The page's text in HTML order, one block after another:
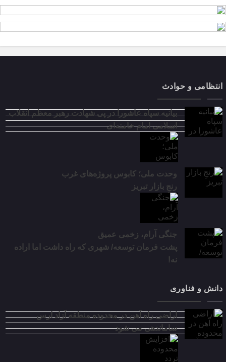
انتظامی و حوادث
بیانیه سپاه عاشورا در پی شهادت رهبر معظم انقلاب
اسلامی امام خامنه‌ای
وحدت ملی؛ کابوس پروژه‌های غرب
رنجِ بازار تبریز
جنگی آرام، زخمی عمیق
پشت فرمان توسعه/ شهری که راه داشت اما اراده
نه!
دانش و فناوری
اراضی راه آهن در محدوده منطقه آزاد ارس
ساماندهی می شود